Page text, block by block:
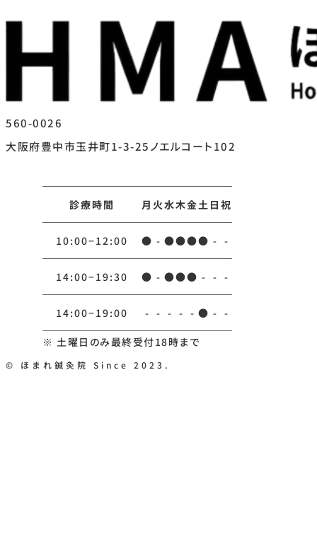
560-0026
大阪府豊中市玉井町1-3-25ノエルコート102
診療時間 月 火水木金土 日 祝
10:00−12:00 ● - ●●●● - -
14:00−19:30 ● - ●●● - - -
14:00−19:00 - - - - - ● - -
※ 土曜日のみ最終受付18時まで
© ほまれ鍼灸院 Since 2023.